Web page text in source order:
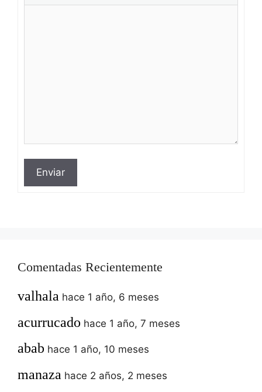
Enviar
Comentadas Recientemente
valhala hace 1 año, 6 meses
acurrucado hace 1 año, 7 meses
abab hace 1 año, 10 meses
manaza hace 2 años, 2 meses